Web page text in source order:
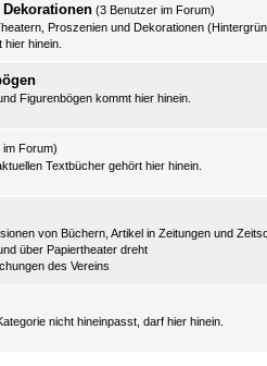
(3 Benutzer im Forum)
Proszenien und Dekorationen
hinein.
Figurenbögen kommt hier hinein.
Forum)
Textbücher gehört hier hinein.
von Büchern, Artikel in Zeitungen und
über Papiertheater dreht
des Vereins
nicht hineinpasst, darf hier hinein.